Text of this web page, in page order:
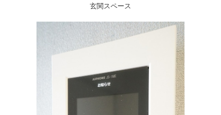
玄関スペース